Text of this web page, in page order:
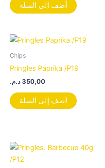
أضف إلى السلة
Chips
Pringles Paprika /P19
350,00د.م.
أضف إلى السلة